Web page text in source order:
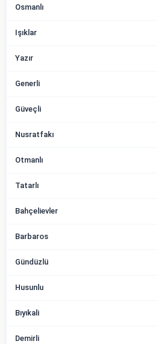
Osmanlı
Işıklar
Yazır
Generli
Güveçli
Nusratfakı
Otmanlı
Tatarlı
Bahçelievler
Barbaros
Gündüzlü
Husunlu
Bıyıkali
Demirli